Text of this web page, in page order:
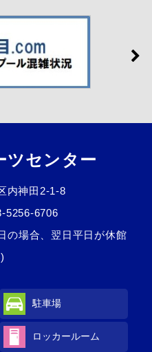
ツセンター
内神田2-1-8
5256-6706
の場合、翌日平日が休館
駐車場
ロッカールーム